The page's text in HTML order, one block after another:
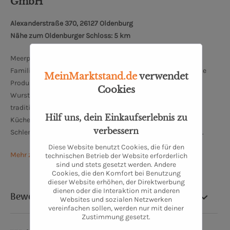
Alexanderstraße 370, 26127 Oldenburg
Nähe zum Oldenburger Schloss: 5 km
Meerpohl schreibt bereits seit mehr als 100 Jahren
Familiengeschichte und ist eine feste Größe in Oldenburg. Die
Produktpalette bei Meerpohl reicht von Fleisch- und
Wurstspezialitäten über hausgemachte Convienence bis zu
traditionell nach altem Rezept hergestellten
Küchenerzeugnissen. Traditionelle und moderne
Schlemmerküchenqualität findet man hier zu fairen Preisen.
Mehr zu Meerpohl Spezialitäten-Fleischerei
Bewertung
MeinMarktstand.deverwendet
Cookies
Hilf uns, dein Einkaufserlebnis zu
verbessern
Diese Website benutzt Cookies, die für den
technischen Betrieb der Website erforderlich
sind und stets gesetzt werden. Andere
Cookies, die den Komfort bei Benutzung
dieser Website erhöhen, der Direktwerbung
dienen oder die Interaktion mit anderen
Websites und sozialen Netzwerken
vereinfachen sollen, werden nur mit deiner
Zustimmung gesetzt.